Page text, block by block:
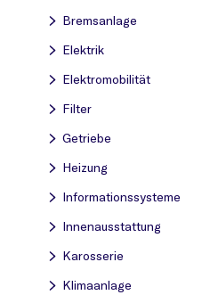
Bremsanlage
Elektrik
Elektromobilität
Filter
Getriebe
Heizung
Informationssysteme
Innenausstattung
Karosserie
Klimaanlage